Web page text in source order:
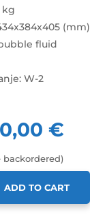
kg
(mm)
fluid
W-2
€
backordered)
ADD TO CART